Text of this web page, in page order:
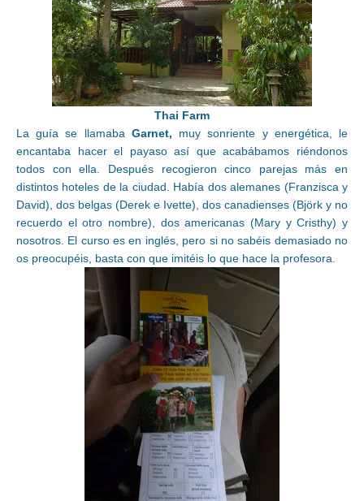
Thai Farm
La guía se llamaba Garnet, muy sonriente y energética, le
encantaba hacer el payaso así que acabábamos riéndonos
todos con ella. Después recogieron cinco parejas más en
distintos hoteles de la ciudad. Había dos alemanes (Franzisca y
David), dos belgas (Derek e Ivette), dos canadienses (Björk y no
recuerdo el otro nombre), dos americanas (Mary y Cristhy) y
nosotros. El curso es en inglés, pero si no sabéis demasiado no
os preocupéis, basta con que imitéis lo que hace la profesora.